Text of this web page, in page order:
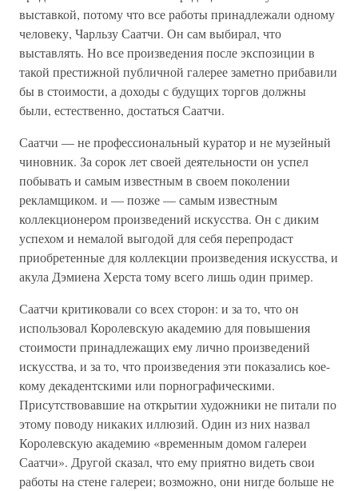
выставкой, потому что все работы принадлежали одному
человеку, Чарльзу Саатчи. Он сам выбирал, что
выставлять. Но все произведения после экспозиции в
такой престижной публичной галерее заметно прибавили
бы в стоимости, а доходы с будущих торгов должны
были, естественно, достаться Саатчи.
Саатчи — не профессиональный куратор и не музейный
чиновник. За сорок лет своей деятельности он успел
побывать и самым известным в своем поколении
рекламщиком. и — позже — самым известным
коллекционером произведений искусства. Он с диким
успехом и немалой выгодой для себя перепродаст
приобретенные для коллекции произведения искусства, и
акула Дэмиена Херста тому всего лишь один пример.
Саатчи критиковали со всех сторон: и за то, что он
использовал Королевскую академию для повышения
стоимости принадлежащих ему лично произведений
искусства, и за то, что произведения эти показались кое-
кому декадентскими или порнографическими.
Присутствовавшие на открытии художники не питали по
этому поводу никаких иллюзий. Один из них назвал
Королевскую академию «временным домом галереи
Саатчи». Другой сказал, что ему приятно видеть свои
работы на стене галереи; возможно, они нигде больше не